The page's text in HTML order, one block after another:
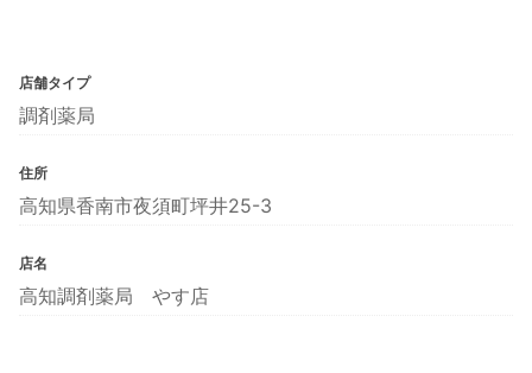
店舗タイプ
調剤薬局
住所
高知県香南市夜須町坪井25-3
店名
高知調剤薬局 やす店